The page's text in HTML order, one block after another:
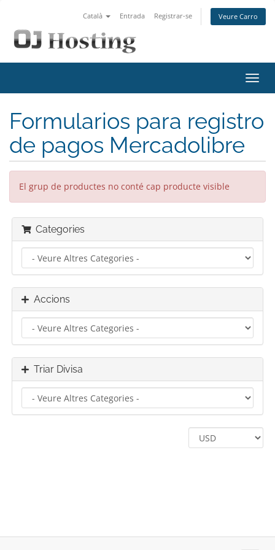
Català Entrada Registrar-se Veure Carro
la
Formularios para registro
de pagos Mercadolibre
El grup de productes no conté cap producte visible
Categories
Accions
Triar Divisa